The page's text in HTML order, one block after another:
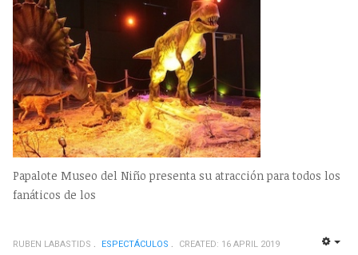
Papalote Museo del Niño presenta su atracción para todos los
fanáticos de los
RUBEN LABASTIDS ESPECTÁCULOS CREATED: 16 APRIL 2019